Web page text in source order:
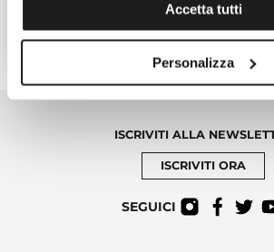
Accetta tutti
Personalizza
CONTATTA UN VENDITORE
ISCRIVITI ALLA
ISCRIVITI ORA
SEGUICI